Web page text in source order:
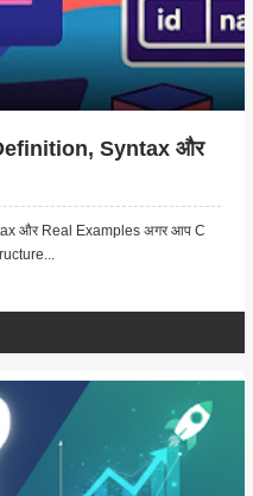
Syntax और
और Real Examples अगर आप C